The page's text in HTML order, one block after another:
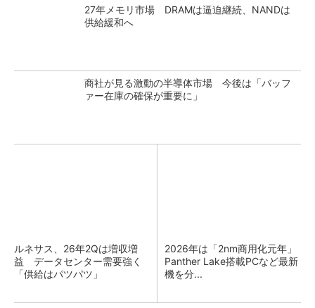
27年メモリ市場 DRAMは逼迫継続、NANDは
供給緩和へ
商社が見る激動の半導体市場 今後は「バッフ
ァー在庫の確保が重要に」
ルネサス、26年2Qは増収増
益 データセンター需要強く
「供給はパツパツ」
2026年は「2nm商用化元年」
Panther Lake搭載PCなど最新
機を分...